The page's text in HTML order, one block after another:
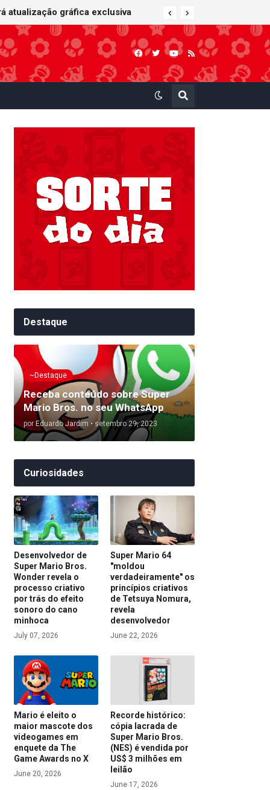
atualização gráfica exclusiva
Destaque
~Destaque
Receba conteúdo sobre Super
Mario Bros. no seu WhatsApp
por Eduardo Jardim • setembro 29, 2023
Curiosidades
Desenvolvedor de
Super Mario Bros.
Wonder revela o
processo criativo
por trás do efeito
sonoro do cano
minhoca
July 07, 2026
Super Mario 64
"moldou
verdadeiramente" os
princípios criativos
de Tetsuya Nomura,
revela
desenvolvedor
June 22, 2026
Mario é eleito o
maior mascote dos
videogames em
enquete da The
Game Awards no X
June 20, 2026
Recorde histórico:
cópia lacrada de
Super Mario Bros.
(NES) é vendida por
US$ 3 milhões em
leilão
June 17, 2026